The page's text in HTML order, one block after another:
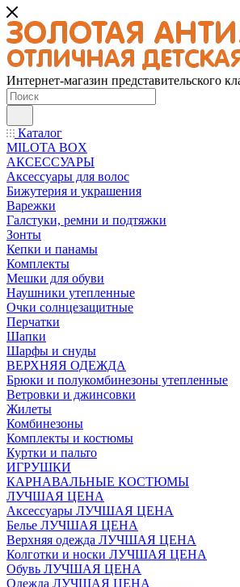
Интернет-магазин представительского
Каталог
MILOTA BOX
АКСЕССУАРЫ
Аксессуары для волос
Бижутерия и украшения
Варежки
Галстуки, ремни и подтяжки
Зонты
Кепки и панамы
Комплекты
Мешки для обуви
Наушники утепленные
Очки солнцезащитные
Перчатки
Шапки
Шарфы и снуды
ВЕРХНЯЯ ОДЕЖДА
Брюки и полукомбинезоны утепленные
Ветровки и джинсовки
Жилеты
Комбинезоны
Комплекты и костюмы
Куртки и пальто
ИГРУШКИ
КАРНАВАЛЬНЫЕ КОСТЮМЫ
ЛУЧШАЯ ЦЕНА
Аксессуары ЛУЧШАЯ ЦЕНА
Белье ЛУЧШАЯ ЦЕНА
Верхняя одежда ЛУЧШАЯ ЦЕНА
Колготки и носки ЛУЧШАЯ ЦЕНА
Обувь ЛУЧШАЯ ЦЕНА
Одежда ЛУЧШАЯ ЦЕНА